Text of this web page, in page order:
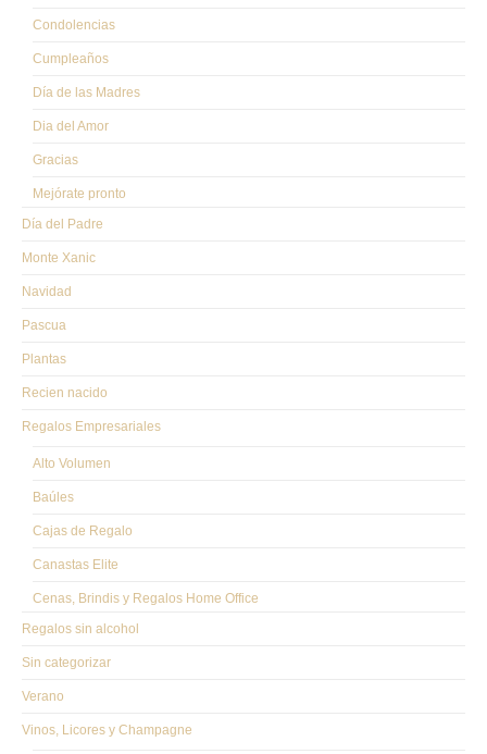
Condolencias
Cumpleaños
Día de las Madres
Dia del Amor
Gracias
Mejórate pronto
Día del Padre
Monte Xanic
Navidad
Pascua
Plantas
Recien nacido
Regalos Empresariales
Alto Volumen
Baúles
Cajas de Regalo
Canastas Elite
Cenas, Brindis y Regalos Home Office
Regalos sin alcohol
Sin categorizar
Verano
Vinos, Licores y Champagne
SÍGUENOS EN NUESTRAS REDES
FORMAS DE PAGO